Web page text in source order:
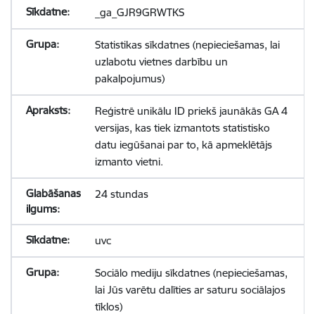
_ga_GJR9GRWTKS
Statistikas sīkdatnes (nepieciešamas, lai
uzlabotu vietnes darbību un
pakalpojumus)
Reģistrē unikālu ID priekš jaunākās GA 4
versijas, kas tiek izmantots statistisko
datu iegūšanai par to, kā apmeklētājs
izmanto vietni.
24 stundas
uvc
Sociālo mediju sīkdatnes (nepieciešamas,
lai Jūs varētu dalīties ar saturu sociālajos
tīklos)